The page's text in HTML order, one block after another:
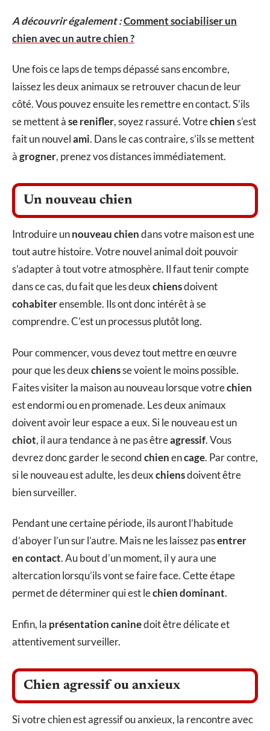
A découvrir également :Comment sociabiliser un
chien avec un autre chien ?
Une fois ce laps de temps dépassé sans encombre,
laissez les deux animaux se retrouver chacun de leur
côté. Vous pouvez ensuite les remettre en contact. S’ils
se mettent àse renifler, soyez rassuré. Votrechiens’est
fait un nouvelami. Dans le cas contraire, s’ils se mettent
àgrogner, prenez vos distances immédiatement.
Un nouveau chien
Introduire unnouveau chiendans votre maison est une
tout autre histoire. Votre nouvel animal doit pouvoir
s’adapter à tout votre atmosphère. Il faut tenir compte
dans ce cas, du fait que les deuxchiensdoivent
cohabiterensemble. Ils ont donc intérêt à se
comprendre. C’est un processus plutôt long.
Pour commencer, vous devez tout mettre en œuvre
pour que les deuxchiensse voient le moins possible.
Faites visiter la maison au nouveau lorsque votrechien
est endormi ou en promenade. Les deux animaux
doivent avoir leur espace a eux. Si le nouveau est un
chiot, il aura tendance à ne pas êtreagressif. Vous
devrez donc garder le secondchienencage. Par contre,
si le nouveau est adulte, les deuxchiensdoivent être
bien surveiller.
Pendant une certaine période, ils auront l’habitude
d’aboyer l’un sur l’autre. Mais ne les laissez pasentrer
en contact. Au bout d’un moment, il y aura une
altercation lorsqu’ils vont se faire face. Cette étape
permet de déterminer qui est lechien dominant.
Enfin, la présentation caninedoit être délicate et
attentivement surveiller.
Chien agressif ou anxieux
Si votre chien est agressif ou anxieux, la rencontre avec